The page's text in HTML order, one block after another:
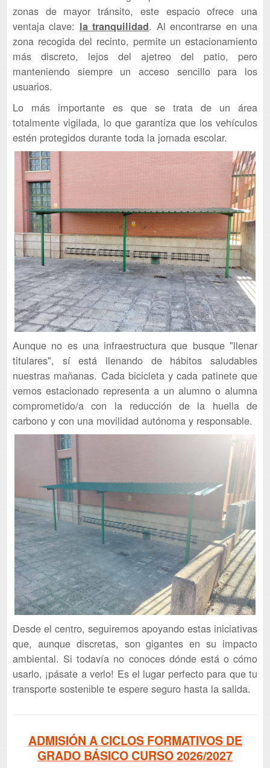
zonas de mayor tránsito, este espacio ofrece una
ventaja clave: la tranquilidad. Al encontrarse en una
zona recogida del recinto, permite un estacionamiento
más discreto, lejos del ajetreo del patio, pero
manteniendo siempre un acceso sencillo para los
usuarios.
Lo más importante es que se trata de un área
totalmente vigilada, lo que garantiza que los vehículos
estén protegidos durante toda la jornada escolar.
Aunque no es una infraestructura que busque "llenar
titulares", sí está llenando de hábitos saludables
nuestras mañanas. Cada bicicleta y cada patinete que
vemos estacionado representa a un alumno o alumna
comprometido/a con la reducción de la huella de
carbono y con una movilidad autónoma y responsable.
Desde el centro, seguiremos apoyando estas iniciativas
que, aunque discretas, son gigantes en su impacto
ambiental. Si todavía no conoces dónde está o cómo
usarlo, ¡pásate a verlo! Es el lugar perfecto para que tu
transporte sostenible te espere seguro hasta la salida.
ADMISIÓN A CICLOS FORMATIVOS DE
GRADO BÁSICO CURSO 2026/2027